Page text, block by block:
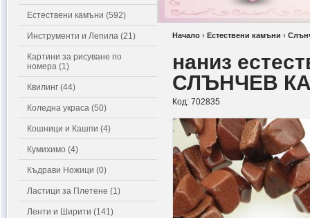
Естествени камъни (592)
Инструменти и Лепила (21)
Картини за рисуване по
номера (1)
Квилинг (44)
Коледна украса (50)
Кошници и Кашпи (4)
Кумихимо (4)
Къдрави Ножици (0)
Ластици за Плетене (1)
Ленти и Ширити (141)
Начало › Естествени камъни ›
наниз
СЛЪНЧЕВ
Код: 702835